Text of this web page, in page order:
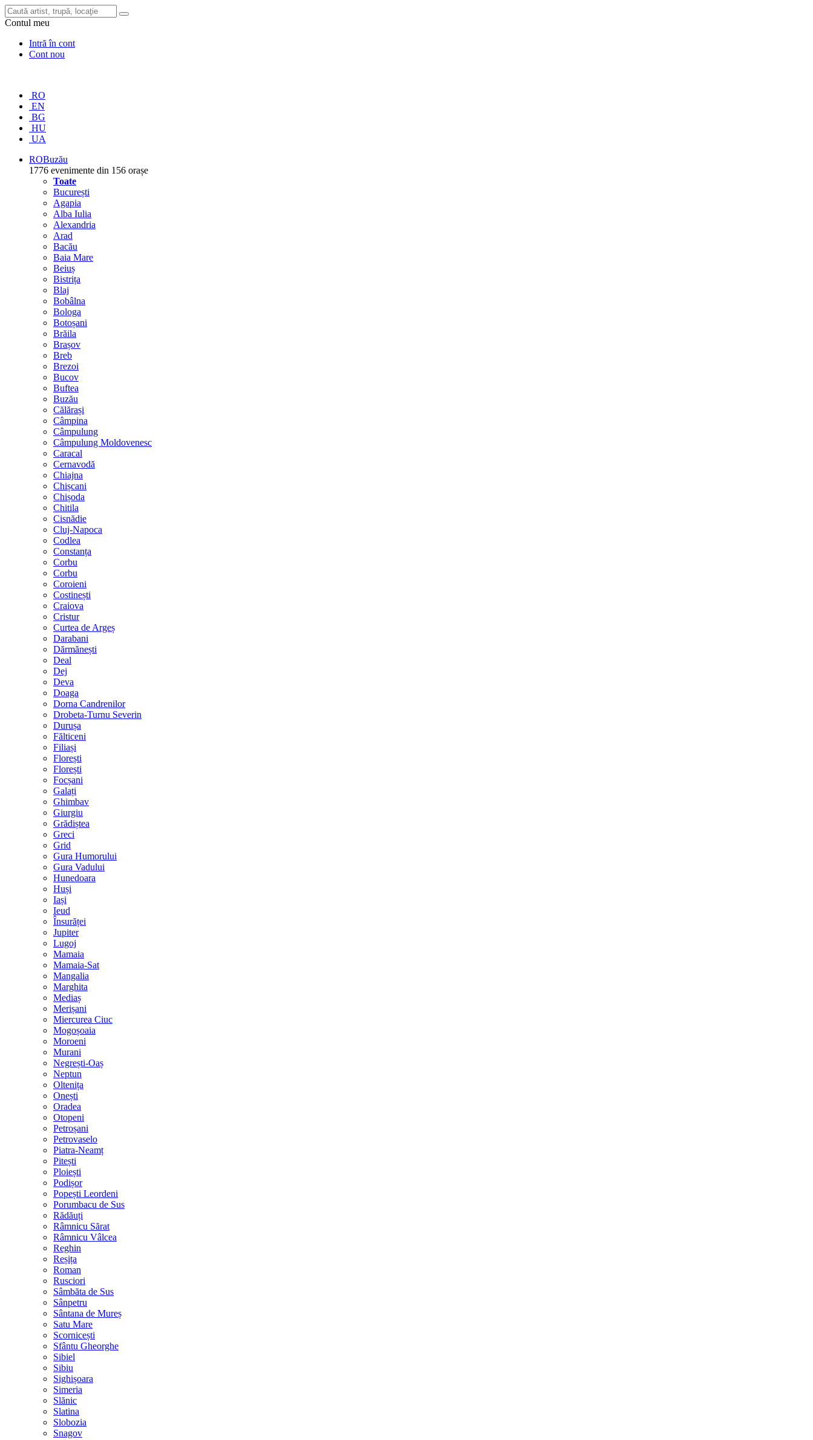
Contul meu
Intră în cont
Cont nou
RO
EN
BG
HU
UA
ROBuzău
1776 evenimente din 156 orașe
Toate
București
Agapia
Alba Iulia
Alexandria
Arad
Bacău
Baia Mare
Beiuș
Bistrița
Blaj
Bobâlna
Bologa
Botoșani
Brăila
Brașov
Breb
Brezoi
Bucov
Buftea
Buzău
Călărași
Câmpina
Câmpulung
Câmpulung Moldovenesc
Caracal
Cernavodă
Chiajna
Chișcani
Chișoda
Chitila
Cisnădie
Cluj-Napoca
Codlea
Constanța
Corbu
Corbu
Coroieni
Costinești
Craiova
Cristur
Curtea de Argeș
Darabani
Dărmănești
Deal
Dej
Deva
Doaga
Dorna Candrenilor
Drobeta-Turnu Severin
Durușa
Fălticeni
Filiași
Florești
Florești
Focșani
Galați
Ghimbav
Giurgiu
Grădiștea
Greci
Grid
Gura Humorului
Gura Vadului
Hunedoara
Huși
Iași
Ieud
Însurăței
Jupiter
Lugoj
Mamaia
Mamaia-Sat
Mangalia
Marghita
Mediaș
Merișani
Miercurea Ciuc
Mogoșoaia
Moroeni
Murani
Negrești-Oaș
Neptun
Oltenița
Onești
Oradea
Otopeni
Petroșani
Petrovaselo
Piatra-Neamț
Pitești
Ploiești
Podișor
Popești Leordeni
Porumbacu de Sus
Rădăuți
Râmnicu Sărat
Râmnicu Vâlcea
Reghin
Reșița
Roman
Rusciori
Sâmbăta de Sus
Sânpetru
Sântana de Mureș
Satu Mare
Scornicești
Sfântu Gheorghe
Sibiel
Sibiu
Sighișoara
Simeria
Slănic
Slatina
Slobozia
Snagov